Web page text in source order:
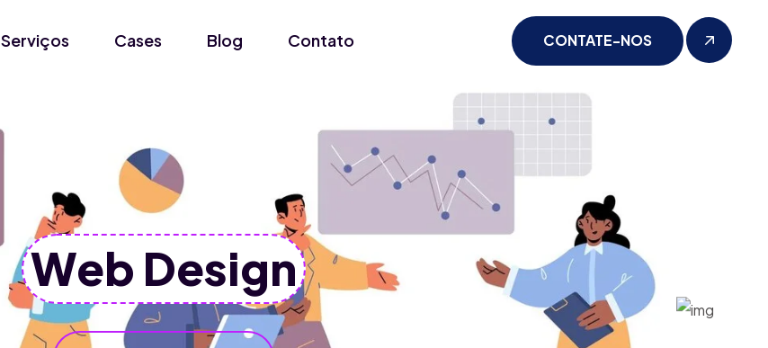
Serviços Cases Blog Contato CONTATE-NOS
Web Design